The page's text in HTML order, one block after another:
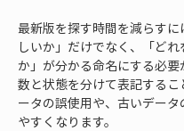
最新版を探す時間を減らす
しいか」だけでなく、「どれ
か」が分かる命名にする必要
数と状態を分けて表記するこ
ータの誤使用や、古いデー
やすくなります。